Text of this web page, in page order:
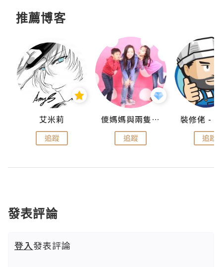
推薦博客
艾米莉
追蹤
儍媽媽與兩隻小魔怪之家
追蹤 追蹤
發表評論
登入發表評論